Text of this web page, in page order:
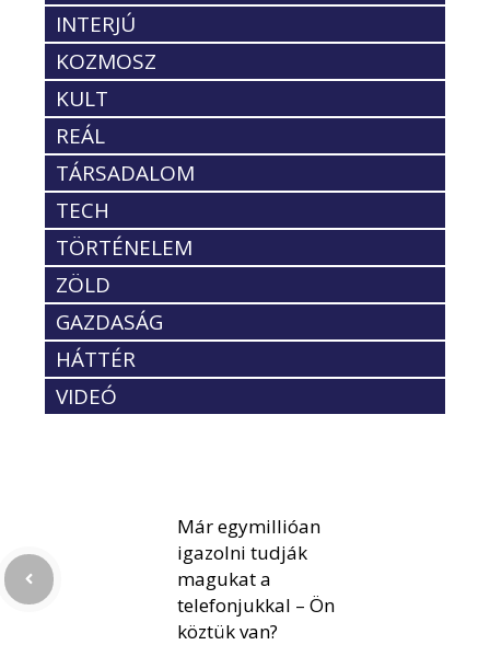
INTERJÚ
KOZMOSZ
KULT
REÁL
TÁRSADALOM
TECH
TÖRTÉNELEM
ZÖLD
GAZDASÁG
HÁTTÉR
VIDEÓ
Már egymillióan
igazolni tudják
magukat a
telefonjukkal – Ön
köztük van?